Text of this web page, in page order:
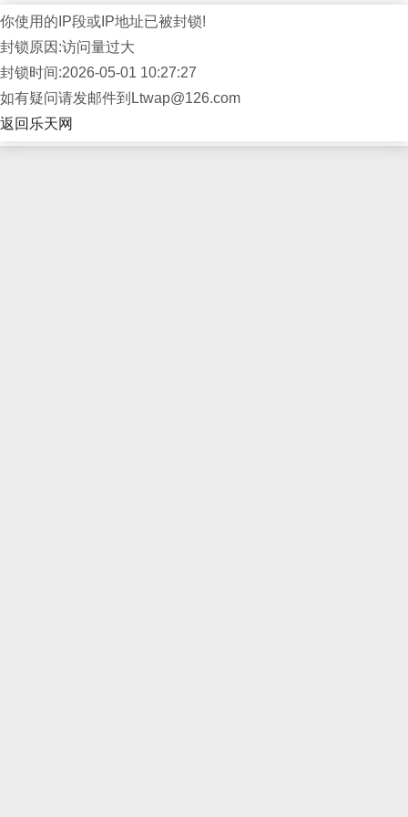
你使用的IP段或IP地址已被封锁!
封锁原因:访问量过大
封锁时间:2026-05-01 10:27:27
如有疑问请发邮件到Ltwap@126.com
返回乐天网